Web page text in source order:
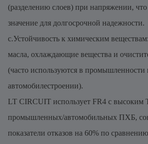
(разделению слоев) при напряжении,
значение для долгосрочной надежности.
c.Устойчивость к химическим
масла, охлаждающие вещества и
(часто используются в промышленности
автомобилестроении).
LT CIRCUIT использует FR4 с высоким
промышленных/автомобильных ПХБ,
показатели отказов на 60% по